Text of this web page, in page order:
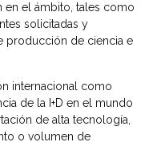
en el ámbito, tales como
solicitadas y
producción de ciencia e
internacional como
de la I+D en el mundo
de alta tecnología,
o volumen de